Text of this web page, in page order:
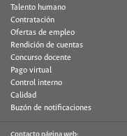
Talento humano
Contratación
Ofertas de empleo
Rendición de cuentas
Concurso docente
Pago virtual
Control interno
Calidad
Buzón de notificaciones